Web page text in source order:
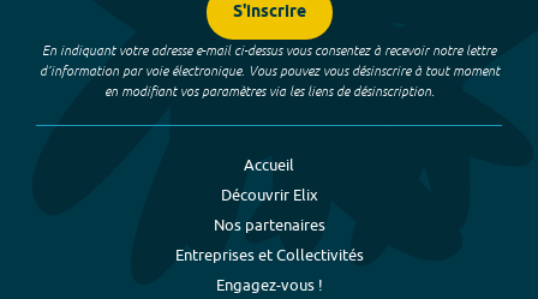
S'inscrire
En indiquant votre adresse e-mail ci-dessus vous consentez à recevoir notre lettre
d’information par voie électronique. Vous pouvez vous désinscrire à tout moment
en modifiant vos paramètres via les liens de désinscription.
Accueil
Découvrir Elix
Nos partenaires
Entreprises et Collectivités
Engagez-vous !